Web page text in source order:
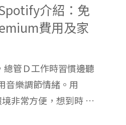
介紹：免
費用及家
管Ｄ工作時習慣邊聽
音樂調節情緒。用
非常方便，想到時 …